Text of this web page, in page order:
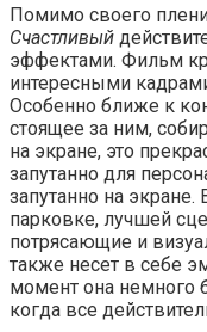
Помимо своего
Счастливый
эффектами. Фильм
интересными
Особенно ближе к
стоящее за ним,
на экране, это
запутанно для
запутанно на
парковке, лучшей
потрясающие и
также несет в себе
момент она немного
когда все